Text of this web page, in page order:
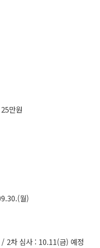
만원
월)
2차 심사 : 10.11(금) 예정